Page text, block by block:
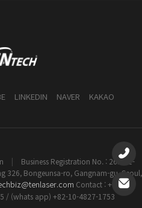
LINKEDIN NAVER KAKAO
|
Business Registration No. : 261-81-
326, Bongeunsa-ro, Gangnam-gu, Seoul,
Contact : +82-70-
/ (whats app) +82-10-4827-1753